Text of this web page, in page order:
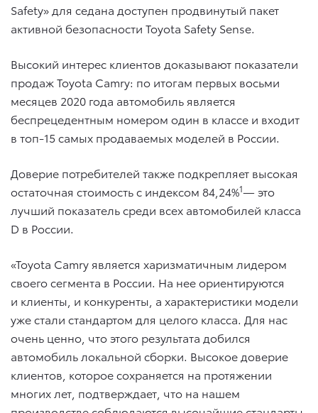
Safety» для седана доступен продвинутый пакет
активной безопасности Toyota Safety Sense.
Высокий интерес клиентов доказывают показатели
продаж Toyota Camry: по итогам первых восьми
месяцев 2020 года автомобиль является
беспрецедентным номером один в классе и входит
в топ-15 самых продаваемых моделей в России.
Доверие потребителей также подкрепляет высокая
остаточная стоимость с индексом 84,24%1— это
лучший показатель среди всех автомобилей класса
D в России.
«Toyota Camry является харизматичным лидером
своего сегмента в России. На нее ориентируются
и клиенты, и конкуренты, а характеристики модели
уже стали стандартом для целого класса. Для нас
очень ценно, что этого результата добился
автомобиль локальной сборки. Высокое доверие
клиентов, которое сохраняется на протяжении
многих лет, подтверждает, что на нашем